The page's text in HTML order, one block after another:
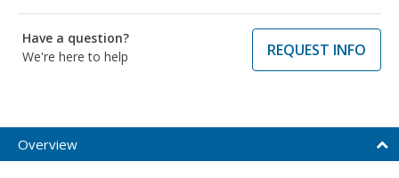
Have a question?
We're here to help
REQUEST INFO
Overview